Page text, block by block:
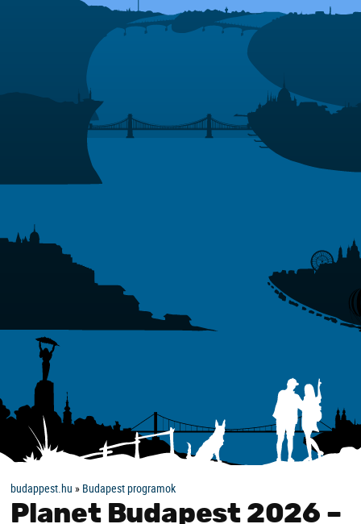
budappest.hu » Budapest programok
Planet Budapest 2026 –